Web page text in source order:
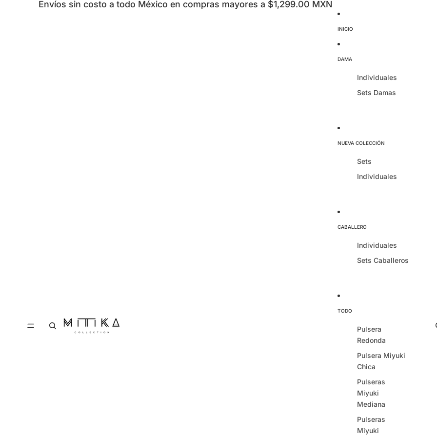
Envíos sin costo a todo México en compras mayores a $1,299.00 MXN
INICIO
DAMA
Individuales
Sets Damas
NUEVA COLECCIÓN
Sets
Individuales
CABALLERO
Individuales
Sets Caballeros
TODO
Pulsera
Redonda
Pulsera Miyuki
Chica
Pulseras
Miyuki
Mediana
Pulseras
Miyuki